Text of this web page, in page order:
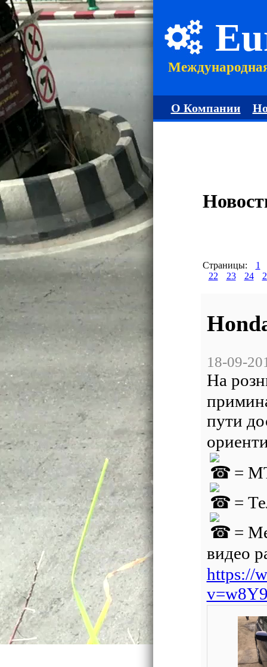
О Компании
Страницы:
1
22
23 24
18-09-
На
пути
=
=
=
видео
https://